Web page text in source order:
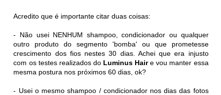
Acredito que é importante citar duas coisas:
- Não usei NENHUM shampoo, condicionador ou qualquer
outro produto do segmento 'bomba' ou que prometesse
crescimento dos fios nestes 30 dias. Achei que era injusto
com os testes realizados do Luminus Haire vou manter essa
mesma postura nos próximos 60 dias, ok?
- Usei o mesmo shampoo / condicionador nos dias das fotos